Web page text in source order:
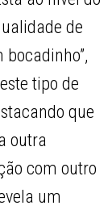
de
tipo de
que
outra
com outro
um